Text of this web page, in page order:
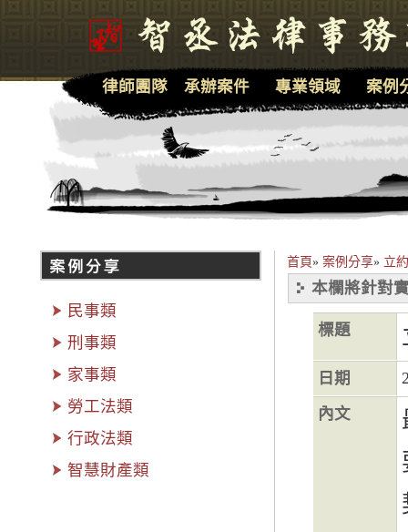
首頁» 案例分享» 立
本欄將針對
標題
日期
內文
律師團隊 承辦案件 專業領域 案例
民事類
刑事類
家事類
勞工法類
行政法類
智慧財產類